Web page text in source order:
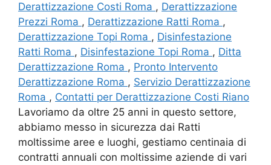
Derattizzazione Costi Roma , Derattizzazione
Prezzi Roma , Derattizzazione Ratti Roma ,
Derattizzazione Topi Roma , Disinfestazione
Ratti Roma , Disinfestazione Topi Roma , Ditta
Derattizzazione Roma , Pronto Intervento
Derattizzazione Roma , Servizio Derattizzazione
Roma , Contatti per Derattizzazione Costi Riano
Lavoriamo da oltre 25 anni in questo settore,
abbiamo messo in sicurezza dai Ratti
moltissime aree e luoghi, gestiamo centinaia di
contratti annuali con moltissime aziende di vari